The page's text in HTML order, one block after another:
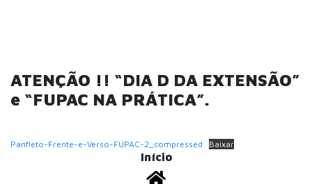
ATENÇÃO !! “DIA D DA EXTENSÃO”
e “FUPAC NA PRÁTICA”.
Panfleto-Frente-e-Verso-FUPAC-2_compressed Baixar
Início